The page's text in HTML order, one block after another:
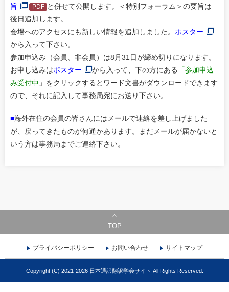
旨
と併せて公開します。＜特別フォーラム＞の要旨は
後日追加します。
会場へのアクセスにも新しい情報を追加しました。 ポスター
から入って下さい。
参加申込み（会員、非会員）は8月31日が締め切りになります。
お申し込みはポスター から入って、下の方にある
「参加申込
み受付中 」をクリックするとワード文書がダウンロードできます
ので、それに記入して事務局宛にお送り下さい。
■海外在住の会員の皆さんにはメールで連絡を差し上げました
が、戻ってきたものが何通かあります。まだメールが届かないと
いう方は事務局までご連絡下さい。
TOP
プライバシーポリシー お問い合わせ サイトマップ
Copyright (C) 2021-2026 日本通訳翻訳学会サイト All Rights Reserved.